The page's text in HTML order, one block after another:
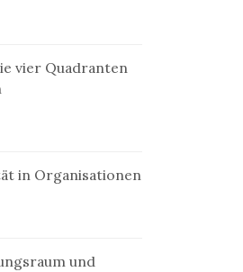
vier Quadranten
in Organisationen
und